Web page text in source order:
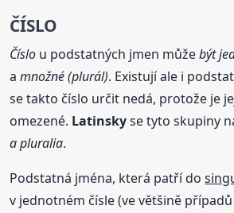
ČÍSLO
Číslo u podstatných jmen můžebýt
amnožné (plurál). Existují ale i
se takto číslo určit nedá, protože je
omezené. Latinskyse tyto skupiny
a pluralia.
Podstatná jména, která patří do
v jednotném čísle (ve většině